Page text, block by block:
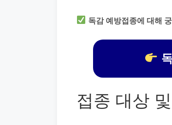
독감 예방접종에 대해
접종 대상